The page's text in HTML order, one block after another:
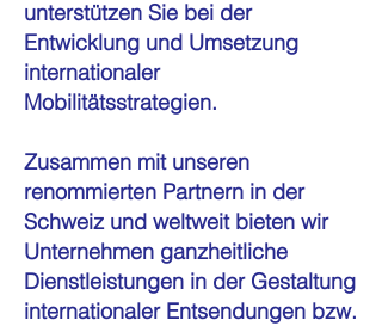
unterstützen Sie bei der
Entwicklung und Umsetzung
internationaler
Mobilitätsstrategien.
Zusammen mit unseren
renommierten Partnern in der
Schweiz und weltweit bieten wir
Unternehmen ganzheitliche
Dienstleistungen in der Gestaltung
internationaler Entsendungen bzw.